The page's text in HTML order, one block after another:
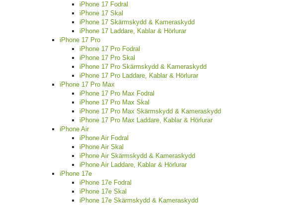
iPhone 17 Fodral
iPhone 17 Skal
iPhone 17 Skärmskydd & Kameraskydd
iPhone 17 Laddare, Kablar & Hörlurar
iPhone 17 Pro
iPhone 17 Pro Fodral
iPhone 17 Pro Skal
iPhone 17 Pro Skärmskydd & Kameraskydd
iPhone 17 Pro Laddare, Kablar & Hörlurar
iPhone 17 Pro Max
iPhone 17 Pro Max Fodral
iPhone 17 Pro Max Skal
iPhone 17 Pro Max Skärmskydd & Kameraskydd
iPhone 17 Pro Max Laddare, Kablar & Hörlurar
iPhone Air
iPhone Air Fodral
iPhone Air Skal
iPhone Air Skärmskydd & Kameraskydd
iPhone Air Laddare, Kablar & Hörlurar
iPhone 17e
iPhone 17e Fodral
iPhone 17e Skal
iPhone 17e Skärmskydd & Kameraskydd